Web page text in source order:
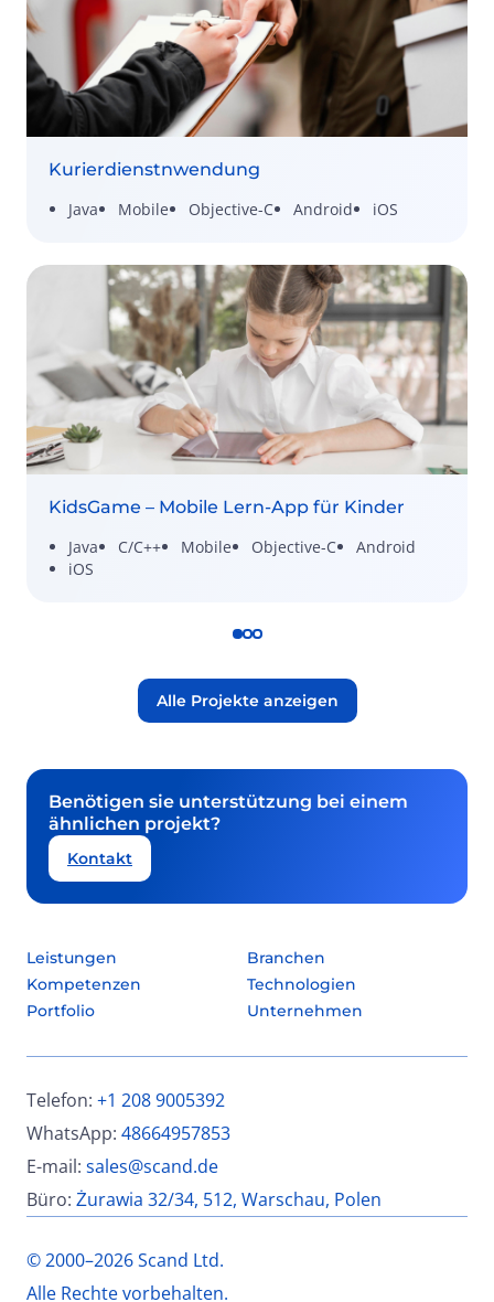
Kurierdienstnwendung
Java
Mobile Objective-C Android iOS
KidsGame – Mobile Lern-App für Kinder
Java
C/C++ Mobile Objective-C
Android
iOS
Alle Projekte anzeigen
Benötigen sie unterstützung bei einem
ähnlichen projekt?
Kontakt
Leistungen
Branchen
Kompetenzen
Technologien
Portfolio
Unternehmen
© 2000–2026 Scand Ltd.
Alle Rechte vorbehalten.
Telefon: +1 208 9005392
WhatsApp: 48664957853
E-mail: sales@scand.de
Büro: Żurawia 32/34, 512, Warschau, Polen